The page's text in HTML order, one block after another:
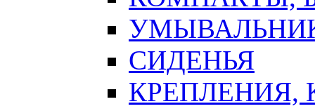
СИДЕНЬЯ